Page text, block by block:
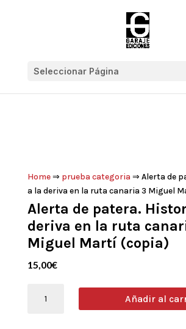
Seleccionar Página
Home⇒ prueba categoria ⇒ Alerta de
a la deriva en la ruta canaria 3 Miguel
Alerta de patera.
deriva en la ruta
Miguel Martí (copia)
15,00€
Añadir al